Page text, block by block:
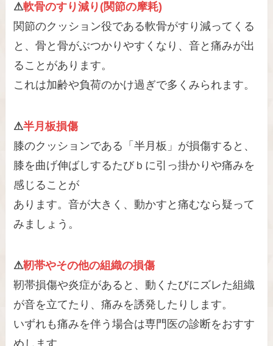
⚠軟骨のすり減り(関節の摩耗)
関節のクッション役である軟骨がすり減ってくる
と、骨と骨がぶつかりやすくなり、音と痛みが出
ることがあります。
これは加齢や負荷のかけ過ぎで多くみられます。
⚠半月板損傷
膝のクッションである「半月板」が損傷すると、
膝を曲げ伸ばしするたびｂに引っ掛かりや痛みを
感じることが
あります。音が大きく、動かすと痛むなら疑って
みましょう。
⚠靭帯やその他の組織の損傷
靭帯損傷や炎症があると、動くたびにズレた組織
が音を立てたり、痛みを誘発したりします。
いずれも痛みを伴う場合は専門医の診断をおすす